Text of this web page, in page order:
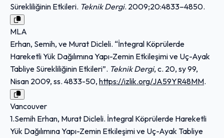
Sürekliliğinin Etkileri. Teknik Dergi. 2009;20:4833–4850.
MLA
Erhan, Semih, ve Murat Dicleli. “İntegral Köprülerde
Hareketli Yük Dağılımına Yapı-Zemin Etkileşimi ve Uç-Ayak
Tabliye Sürekliliğinin Etkileri”. Teknik Dergi, c. 20, sy 99,
Nisan 2009, ss. 4833-50, https://izlik.org/JA59YR48MM.
Vancouver
1.Semih Erhan, Murat Dicleli. İntegral Köprülerde Hareketli
Yük Dağılımına Yapı-Zemin Etkileşimi ve Uç-Ayak Tabliye